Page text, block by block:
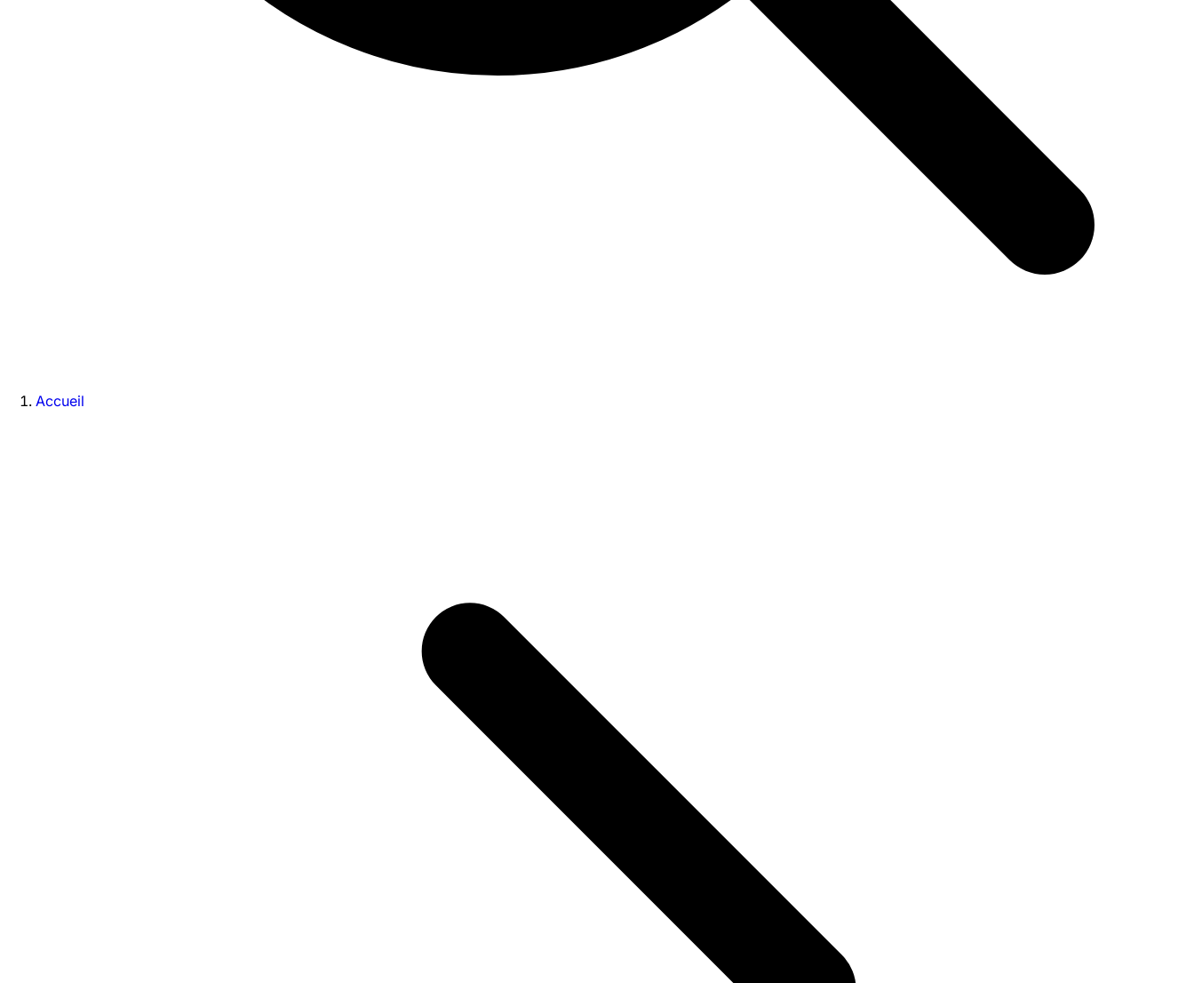
Accueil